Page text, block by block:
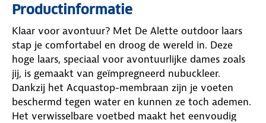
Productinformatie
Klaar voor avontuur? Met De Alette outdoor laars
stap je comfortabel en droog de wereld in. Deze
hoge laars, speciaal voor avontuurlijke dames zoals
jij, is gemaakt van geïmpregneerd nubuckleer.
Dankzij het Acquastop-membraan zijn je voeten
beschermd tegen water en kunnen ze toch ademen.
Het verwisselbare voetbed maakt het eenvoudig